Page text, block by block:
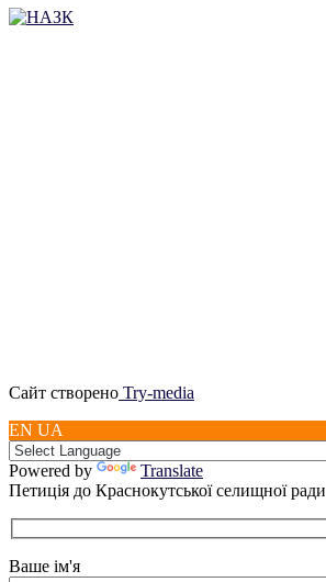
Сайт створено Try-media
EN UA
Powered by
Translate
Петиція до Краснокутської селищної ради
Ваше ім'я